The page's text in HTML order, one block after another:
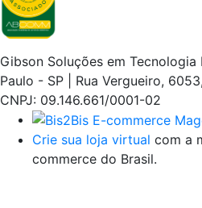
Gibson Soluções em
Paulo - SP | Rua Vergueiro,
CNPJ: 09.146.661/0001-02
Crie sua loja virtual com a
commerce do Brasil.